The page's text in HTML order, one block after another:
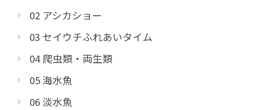
02 アシカショー
03 セイウチふれあいタイム
04 爬虫類・両生類
05 海水魚
06 淡水魚